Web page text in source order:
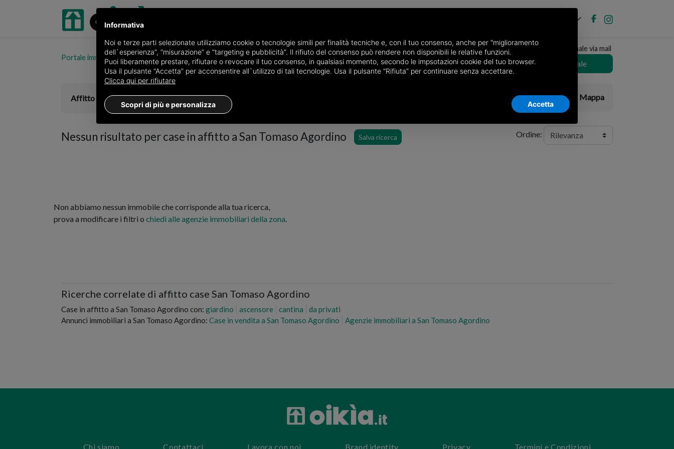
Portale immobiliare oikia.it Case in affitto in provincia di Belluno Case in affitto a San Tomaso Agordino Scegli la zona
Ricevi copia del giornale via mail
Scegli giornale
Affitto Elenco Mappa
Nessun risultato percase in affitto a San Tomaso Agordino Salva ricerca Ordine:
Non abbiamo nessun immobile che corrisponde alla tua ricerca,
prova a modificare i filtri o chiedi alle agenzie immobiliari della zona.
Ricerche correlate di affitto case San Tomaso Agordino
Case in affitto a San Tomaso Agordino con: giardino ascensore cantina
da privati
Annunci immobiliari a San Tomaso Agordino: Case in vendita a San Tomaso Agordino Agenzie immobiliari a San Tomaso Agordino
Chi siamo Contattaci Lavora con noi Brand identity Privacy Termini e Condizioni
Informativa
Noi e terze parti selezionate utilizziamo cookie o tecnologie simili per finalità tecniche e, con il tuo consenso, anche per “miglioramento
dell`esperienza”, “misurazione” e “targeting e pubblicità”. Il rifiuto del consenso può rendere non disponibili le relative funzioni.
Puoi liberamente prestare, rifiutare o revocare il tuo consenso, in qualsiasi momento, secondo le impsotazioni cookie del tuo browser.
Usa il pulsante “Accetta” per acconsentire all`utilizzo di tali tecnologie. Usa il pulsante “Rifiuta” per continuare senza accettare.
Clicca qui per rifiutare
Scopri di più e personalizza Accetta